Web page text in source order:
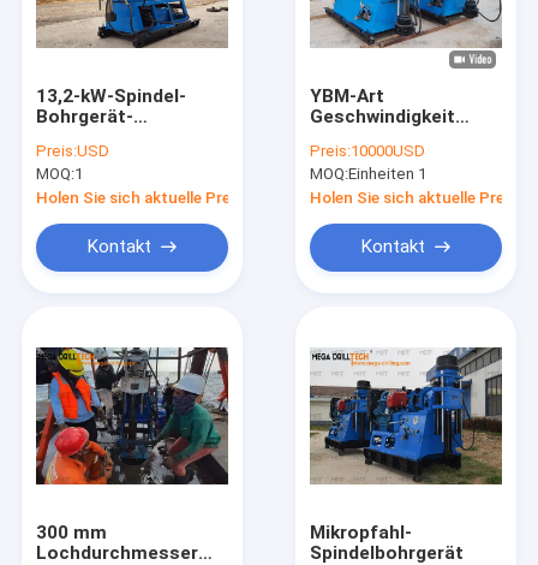
Haus
Produkte
13,2-kW-Spindel-
Bohrgerät-
Untersuchung von
Verschmutzungen
Preis:USD
MOQ:1
Holen Sie sich aktuelle Preis
Kontakt
YBM-Art
Geschwindigkeit
Drilling Rig High für
Wasser-Brunnen
Preis:10000USD
MOQ:Einheiten 1
Holen Sie sich aktuelle Preis
Kontakt
300 mm
Lochdurchmesser
Mikropfahl-
Spindelbohrgerät